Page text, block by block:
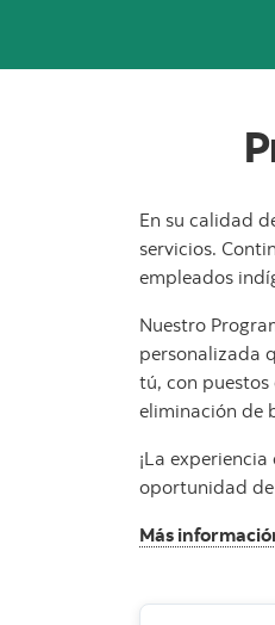
En su calidad
servicios.
empleados
Nuestro
personalizada
tú, con puestos
eliminación de
¡La
oportunidad de
Más